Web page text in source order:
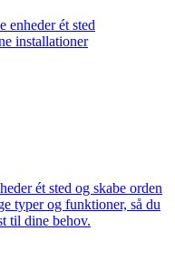
enheder ét sted
installationer
ét sted og skabe orden
typer og funktioner, så du
til dine behov.